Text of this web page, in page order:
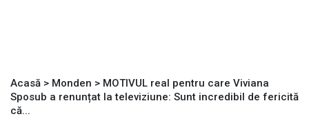
Acasă > Monden > MOTIVUL real pentru care Viviana
Sposub a renunțat la televiziune: Sunt incredibil de fericită
că...